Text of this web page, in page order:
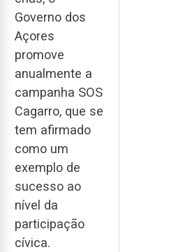
Governo dos
Açores
promove
anualmente a
campanha SOS
Cagarro, que se
tem afirmado
como um
exemplo de
sucesso ao
nível da
participação
cívica.